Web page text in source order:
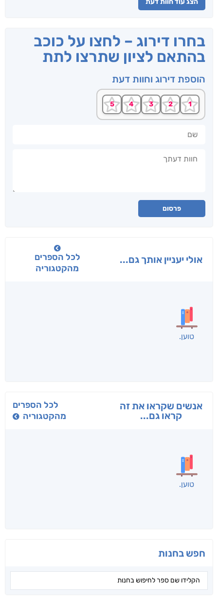
חפש בחנות
הצג עוד חוות דעת
בחרו דירוג – לחצו על כוכב
בהתאם לציון שתרצו לתת
הוספת דירוג וחוות דעת
פרסום
אולי יעניין אותך גם...
לכל הספרים
מהקטגוריה
טוען
אנשים שקראו את זה
קראו גם...
לכל הספרים
מהקטגוריה
טוען